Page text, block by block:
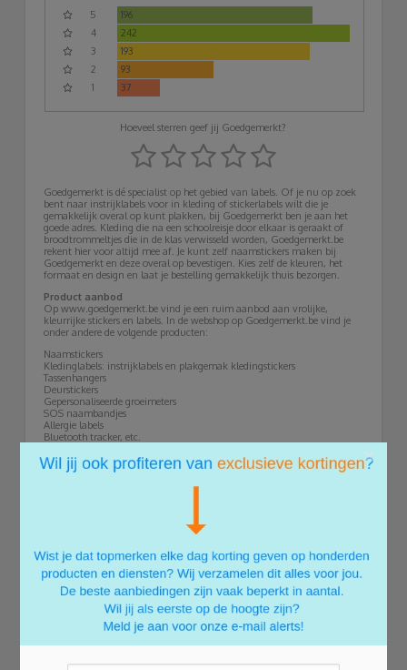
5
196
4
242
3
193
2
93
1
37
Hoeveel sterren geef jij Goedgemerkt?
Goedgemerkt is dé specialist op het gebied van labels. Of je nu op zoek
bent naar instrijklabels voor in kleding of stickerlabels wilt die je
gemakkelijk overal op kunt plakken, bij Goedgemerkt ben je aan het
goede adres. Kleding die na een schoolreisje door elkaar is geraakt of
broodtrommeltjes die in de klas verwisseld worden, Goedgemerkt.be
rekent hier voor altijd mee af. Je kunt zelf naamstickers maken bij
Goedgemerkt en deze overal op bevestigen. Kies zelf de kleuren, het
formaat en design en laat je bestelling gemakkelijk thuis bezorgen.
Product aanbod
Op www.goedgemerkt.be vind je een ruim aanbod aan vrolijke,
kleurrijke stickers en labels. In de webshop op Goedgemerkt.be vind je
onder andere de volgende producten:
Naamstickers
Kledinglabels: instrijklabels en plakgemak kledingstickers
Tassenhangers
Deurstickers
Gepersonaliseerde groeimeters
SOS naambandjes
Allergie labels
Bluetooth tracker, etc.
Veiligheid voorop
Goedgemerkt naamstickers maken het leven makkelijker, de SOS
armbandjes, Bluetooth tracker en allergie labels maken het leven
uitkomst zijn. Op het bandje laat je bijvoorbeeld de naam van het kind
jouw kleine weer snel en veilig thuisbrengen. Ook allergie labels en de
Bluetooth tracker kunnen echte redders zijn. Als ouder maak je je
natuurlijk altijd druk om je kind. Deze hulpmiddelen kunnen deze
zorg enigszins verlichten en zorgen dat jullie met een gerust hart
samen op pad kunnen gaan.
Combivoordeel
Ben je eenmaal aan het labelen geslagen, dan kun je vast wel wat extra
voordeel gebruiken! Kies voor een van de stickerpakketten en profiteer
×